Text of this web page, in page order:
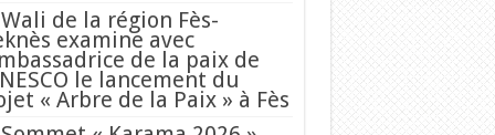
Wali de la région Fès-
examine avec
de la paix de
le lancement du
« Arbre de la Paix » à Fès